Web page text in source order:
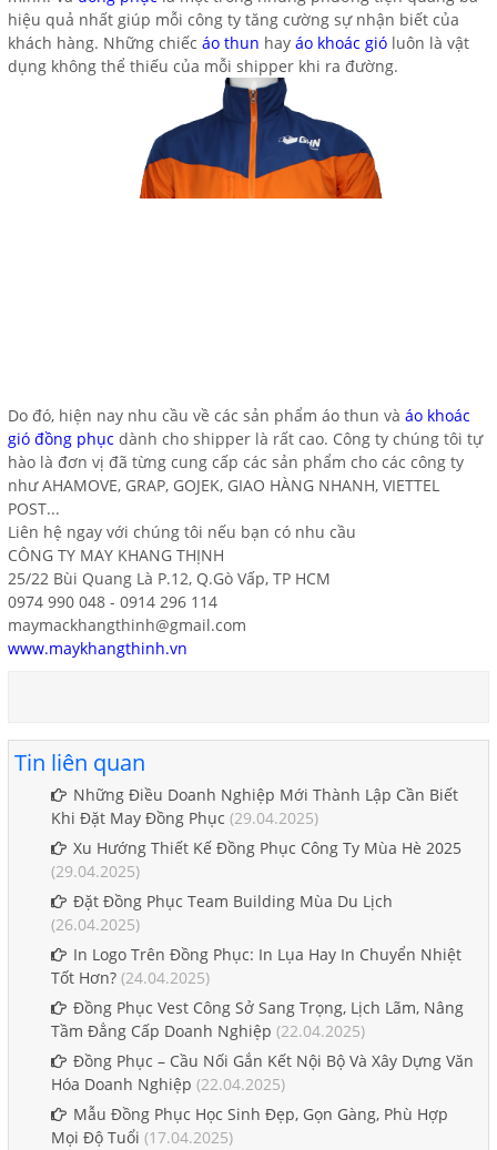
hiệu quả nhất giúp mỗi công ty tăng cường sự nhận biết của
khách hàng. Những chiếc áo thun hay áo khoác gióluôn là vật
dụng không thể thiếu của mỗi shipper khi ra đường.
Do đó, hiện nay nhu cầu về các sản phẩm áo thun và áo khoác
gió đồng phục dành cho shipper là rất cao. Công ty chúng tôi tự
hào là đơn vị đã từng cung cấp các sản phẩm cho các công ty
như AHAMOVE, GRAP, GOJEK, GIAO HÀNG NHANH, VIETTEL
POST...
Liên hệ ngay với chúng tôi nếu bạn có nhu cầu
CÔNG TY MAY KHANG THỊNH
25/22 Bùi Quang Là P.12, Q.Gò Vấp, TP HCM
0974 990 048 - 0914 296 114
maymackhangthinh@gmail.com
www.maykhangthinh.vn
Tin liên quan
Những Điều Doanh Nghiệp Mới Thành Lập Cần Biết
Khi Đặt May Đồng Phục (29.04.2025)
Xu Hướng Thiết Kế Đồng Phục Công Ty Mùa Hè 2025
(29.04.2025)
Đặt Đồng Phục Team Building Mùa Du Lịch
(26.04.2025)
In Logo Trên Đồng Phục: In Lụa Hay In Chuyển Nhiệt
Tốt Hơn?(24.04.2025)
Đồng Phục Vest Công Sở Sang Trọng, Lịch Lãm, Nâng
Tầm Đẳng Cấp Doanh Nghiệp (22.04.2025)
Đồng Phục – Cầu Nối Gắn Kết Nội Bộ Và Xây Dựng Văn
Hóa Doanh Nghiệp (22.04.2025)
Mẫu Đồng Phục Học Sinh Đẹp, Gọn Gàng, Phù Hợp
Mọi Độ Tuổi (17.04.2025)